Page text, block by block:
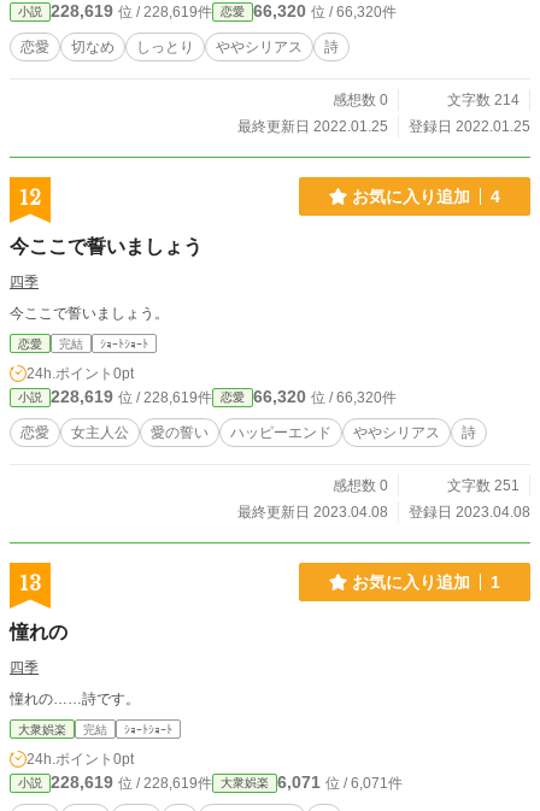
小説 228,619 位 / 228,619件 恋愛 66,320 位 / 66,320件
恋愛 切なめ しっとり ややシリアス 詩
感想数 0
文字数 214
最終更新日 2022.01.25
登録日 2022.01.25
12 お気に入り追加 4
今ここで誓いましょう
四季
今ここで誓いましょう。
恋愛 完結 ｼｮｰﾄｼｮｰﾄ
24h.ポイント 0pt
小説 228,619 位 / 228,619件 恋愛 66,320 位 / 66,320件
恋愛 女主人公 愛の誓い ハッピーエンド ややシリアス 詩
感想数 0
文字数 251
最終更新日 2023.04.08
登録日 2023.04.08
13 お気に入り追加 1
憧れの
四季
憧れの……詩です。
大衆娯楽 完結 ｼｮｰﾄｼｮｰﾄ
24h.ポイント 0pt
小説 228,619 位 / 228,619件 大衆娯楽 6,071 位 / 6,071件